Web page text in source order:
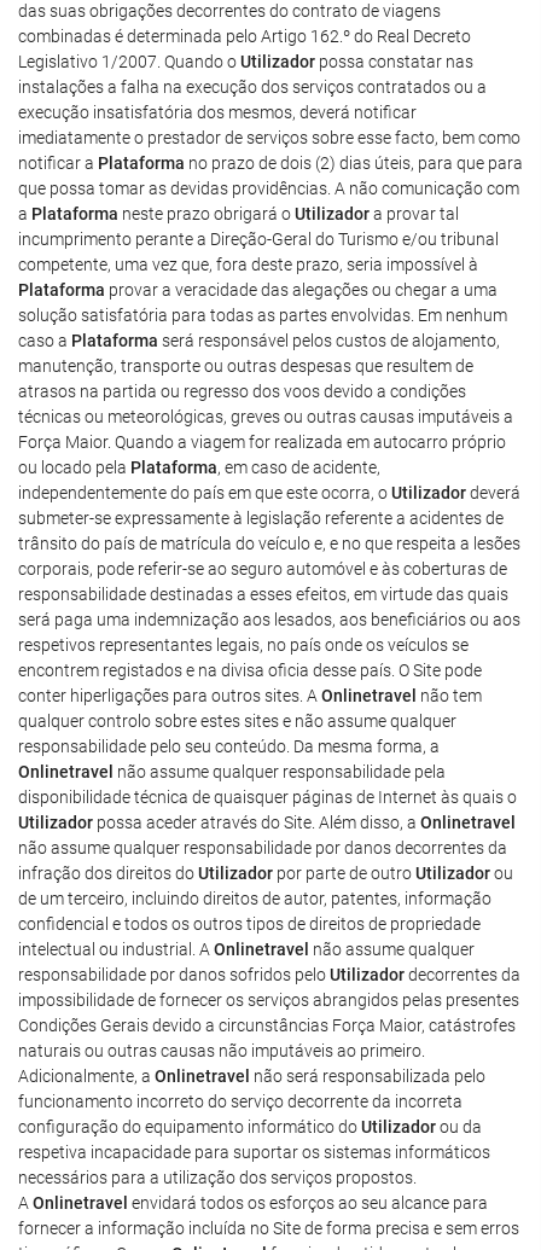
das suas obrigações decorrentes do contrato de viagens
combinadas é determinada pelo Artigo 162.º do Real Decreto
Legislativo 1/2007. Quando oUtilizador possa constatar nas
instalações a falha na execução dos serviços contratados ou a
execução insatisfatória dos mesmos, deverá notificar
imediatamente o prestador de serviços sobre esse facto, bem como
notificar a Plataforma no prazo de dois (2) dias úteis, para que para
que possa tomar as devidas providências. A não comunicação com
a Plataforma neste prazo obrigará oUtilizadora provar tal
incumprimento perante a Direção-Geral do Turismo e/ou tribunal
competente, uma vez que, fora deste prazo, seria impossível à
Plataforma provar a veracidade das alegações ou chegar a uma
solução satisfatória para todas as partes envolvidas. Em nenhum
caso a Plataforma será responsável pelos custos de alojamento,
manutenção, transporte ou outras despesas que resultem de
atrasos na partida ou regresso dos voos devido a condições
técnicas ou meteorológicas, greves ou outras causas imputáveis a
Força Maior. Quando a viagem for realizada em autocarro próprio
ou locado pela Plataforma, em caso de acidente,
independentemente do país em que este ocorra, oUtilizadordeverá
submeter-se expressamente à legislação referente a acidentes de
trânsito do país de matrícula do veículo e, e no que respeita a lesões
corporais, pode referir-se ao seguro automóvel e às coberturas de
responsabilidade destinadas a esses efeitos, em virtude das quais
será paga uma indemnização aos lesados, aos beneficiários ou aos
respetivos representantes legais, no país onde os veículos se
encontrem registados e na divisa oficia desse país. O Site pode
conter hiperligações para outros sites. A Onlinetravel não tem
qualquer controlo sobre estes sites e não assume qualquer
responsabilidade pelo seu conteúdo. Da mesma forma, a
Onlinetravel não assume qualquer responsabilidade pela
disponibilidade técnica de quaisquer páginas de Internet às quais o
Utilizador possa aceder através do Site. Além disso, a Onlinetravel
não assume qualquer responsabilidade por danos decorrentes da
infração dos direitos doUtilizador por parte de outroUtilizadorou
de um terceiro, incluindo direitos de autor, patentes, informação
confidencial e todos os outros tipos de direitos de propriedade
intelectual ou industrial. A Onlinetravel não assume qualquer
responsabilidade por danos sofridos peloUtilizadordecorrentes da
impossibilidade de fornecer os serviços abrangidos pelas presentes
Condições Gerais devido a circunstâncias Força Maior, catástrofes
naturais ou outras causas não imputáveis ao primeiro.
Adicionalmente, a Onlinetravel não será responsabilizada pelo
funcionamento incorreto do serviço decorrente da incorreta
configuração do equipamento informático doUtilizadorou da
respetiva incapacidade para suportar os sistemas informáticos
necessários para a utilização dos serviços propostos.
A Onlinetravel envidará todos os esforços ao seu alcance para
fornecer a informação incluída no Site de forma precisa e sem erros